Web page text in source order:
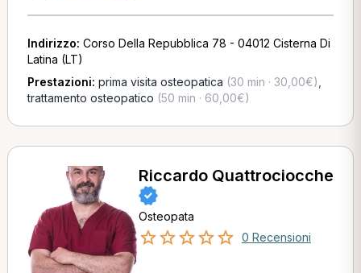
Indirizzo: Corso Della Repubblica 78 - 04012 Cisterna Di
Latina (LT)
Prestazioni: prima visita osteopatica (30 min · 30,00€)
trattamento osteopatico (50 min · 60,00€)
Riccardo Quattrociocche
Osteopata
0 Recensioni